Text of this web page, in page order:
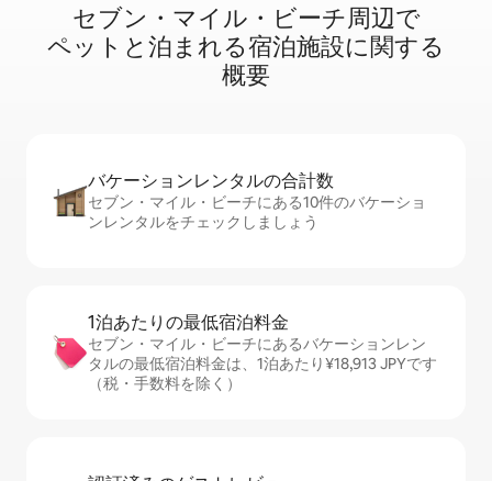
セブン・マイル・ビーチ周⁠辺⁠で
ペ⁠ッ⁠ト⁠と泊⁠ま⁠れ⁠る宿⁠泊⁠施⁠設⁠に関⁠す⁠る
概⁠要
バケーションレ⁠ン⁠タ⁠ル⁠の合⁠計⁠数
セブン・マイル・ビーチにある10件のバケーショ
ンレンタルをチェックしましょう
1泊あたりの最⁠低⁠宿⁠泊⁠料⁠金
セブン・マイル・ビーチにあるバケーションレン
タルの最低宿泊料金は、1泊あたり¥18,913 JPYです
（税・手数料を除く）